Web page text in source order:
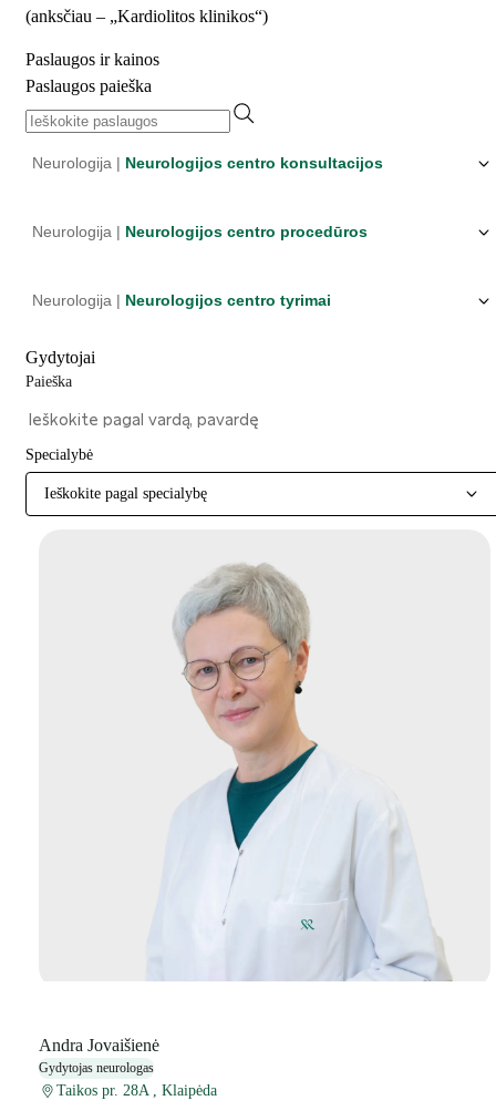
(anksčiau – „Kardiolitos klinikos“)
Paslaugos ir kainos
Paslaugos paieška
Neurologija | Neurologijos centro konsultacijos
Neurologija | Neurologijos centro procedūros
Neurologija | Neurologijos centro tyrimai
Gydytojai
Paieška
Specialybė
Ieškokite pagal specialybę
Andra Jovaišienė
Gydytojas neurologas
Taikos pr. 28A , Klaipėda